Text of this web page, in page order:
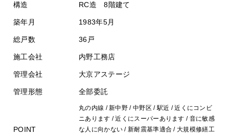
構造 RC造 8階建て
築年月 1983年5月
総戸数 36戸
施工会社 内野工務店
管理会社 大京アステージ
管理形態 全部委託
POINT
丸の内線 / 新中野 / 中野区 / 駅近 / 近くにコンビ
ニあります / 近くにスーパーあります / 音に敏感
な人に向かない / 新耐震基準適合 / 大規模修繕工